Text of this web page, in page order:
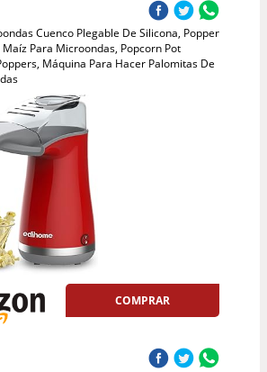
Cuenco Plegable De Silicona, Popper
Para Microondas, Popcorn Pot
Máquina Para Hacer Palomitas De
COMPRAR